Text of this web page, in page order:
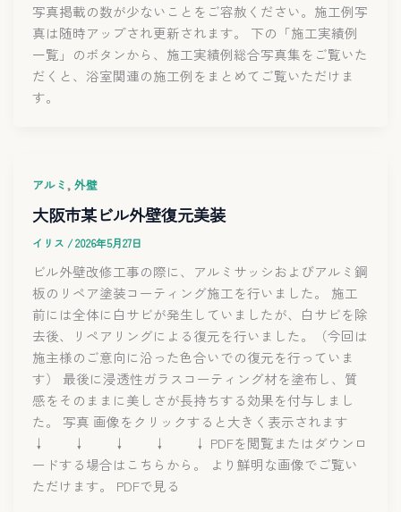
写真掲載の数が少ないことをご容赦ください。施工例写
真は随時アップされ更新されます。 下の「施工実績例
一覧」のボタンから、施工実績例総合写真集をご覧いた
だくと、浴室関連の施工例をまとめてご覧いただけま
す。
アルミ ,外壁
大阪市某ビル外壁復元美装
イリス /2026年5月27日
ビル外壁改修工事の際に、アルミサッシおよびアルミ鋼
板のリペア塗装コーティング施工を行いました。 施工
前には全体に白サビが発生していましたが、白サビを除
去後、リペアリングによる復元を行いました。（今回は
施主様のご意向に沿った色合いでの復元を行っていま
す） 最後に浸透性ガラスコーティング材を塗布し、質
感をそのままに美しさが長持ちする効果を付与しまし
た。 写真 画像をクリックすると大きく表示されます
↓ ↓ ↓ ↓ ↓ PDFを閲覧またはダウンロ
ードする場合はこちらから。 より鮮明な画像でご覧い
ただけます。 PDFで見る